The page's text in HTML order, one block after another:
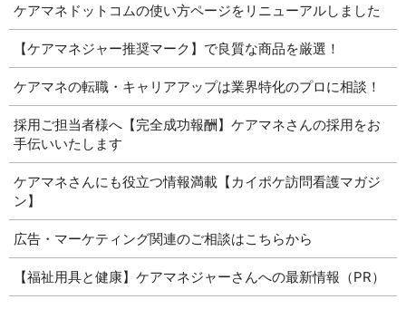
ケアマネドットコムの使い方ページをリニューアルしました
【ケアマネジャー推奨マーク】で良質な商品を厳選！
ケアマネの転職・キャリアアップは業界特化のプロに相談！
採用ご担当者様へ【完全成功報酬】ケアマネさんの採用をお
手伝いいたします
ケアマネさんにも役立つ情報満載【カイポケ訪問看護マガジ
ン】
広告・マーケティング関連のご相談はこちらから
【福祉用具と健康】ケアマネジャーさんへの最新情報（PR）